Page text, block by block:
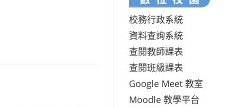
校務行政系統
資料查詢系統
查閱教師課表
查閱班級課表
Google Meet 教室
Moodle 教學平台